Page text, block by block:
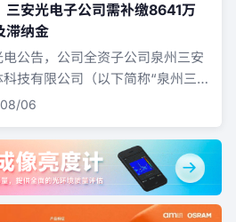
三安光电子公司需补缴8641万
滞纳金
电公告，公司全资子公司泉州三安
技有限公司（以下简称“泉州三
期根据税收法律法规相关要求，
税款及滞纳金共计约8640.95万
06